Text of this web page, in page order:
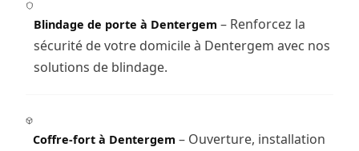
Blindage de porte à Dentergem – Renforcez la
sécurité de votre domicile à Dentergem avec nos
solutions de blindage.
Coffre-fort à Dentergem – Ouverture, installation